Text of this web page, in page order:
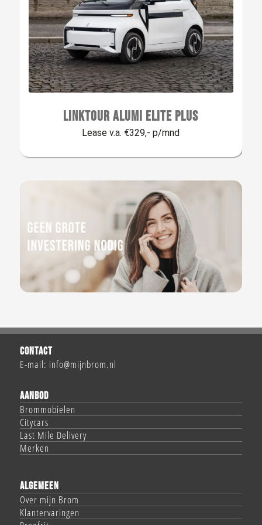
LINKTOUR ALUMI ELITE PLUS
Lease v.a. €329,- p/mnd
CONTACT
E-mail: info@mijnbrom.nl
AANBOD
Brommobielen
Citycars
Last Mile Delivery
Merken
ALGEMEEN
Over mijn Brom
Klantervaringen